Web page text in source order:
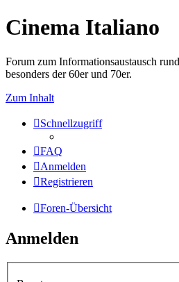
Cinema Italiano
Forum zum Informationsaustausch
besonders der 60er und 70er.
Zum Inhalt
Schnellzugriff
FAQ
Anmelden
Registrieren
Foren-Übersicht
Anmelden